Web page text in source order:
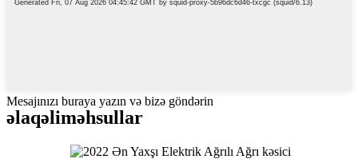
Mesajınızı buraya yazın və bizə göndərin
əlaqəliməhsullar